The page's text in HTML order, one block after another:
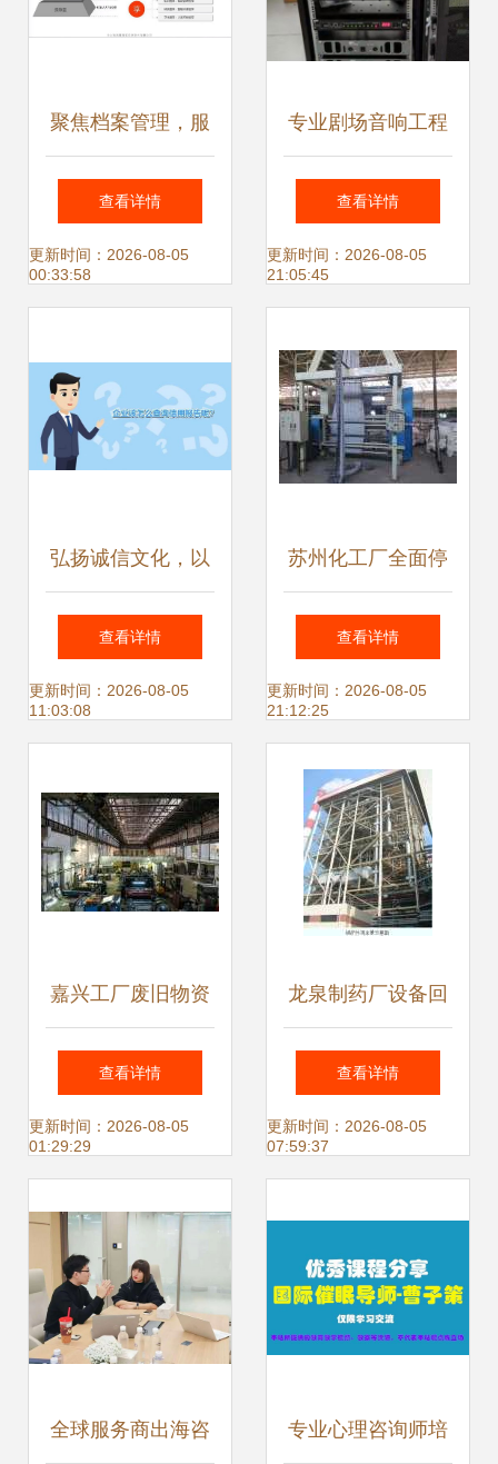
聚焦档案管理，服
务数字未来 鸿翼档
案全产业链产品与
行
查看详情
更新时间：2026-08-05
00:33:58
专业剧场音响工程
售后解决方案——
山西中智音响服务
查看详情
更新时间：2026-08-05
21:05:45
弘扬诚信文化，以
专业信息咨询服务
推进社会诚信体系
查看详情
更新时间：2026-08-05
11:03:08
苏州化工厂全面停
产，专业拆除与设
备回收助力产业升
查看详情
更新时间：2026-08-05
21:12:25
嘉兴工厂废旧物资
回收市场动态分析
与信息咨询服务价
查看详情
更新时间：2026-08-05
01:29:29
龙泉制药厂设备回
收 行业趋势、价值
评估与专业服务指
查看详情
更新时间：2026-08-05
07:59:37
全球服务商出海咨 专业心理咨询师培